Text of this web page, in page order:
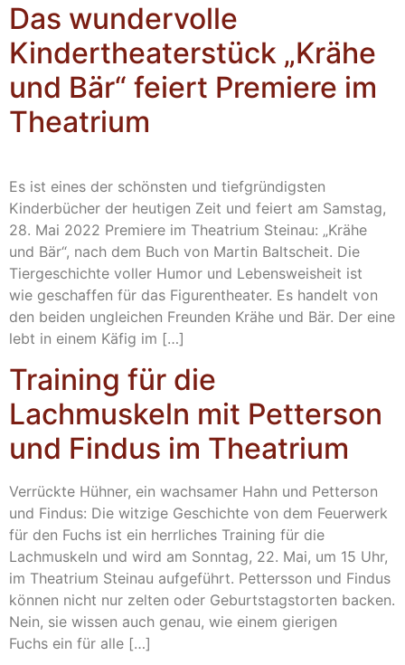
Das wundervolle
Kindertheaterstück „Krähe
und Bär“ feiert Premiere im
Theatrium
Es ist eines der schönsten und tiefgründigsten
Kinderbücher der heutigen Zeit und feiert am Samstag,
28. Mai 2022 Premiere im Theatrium Steinau: „Krähe
und Bär“, nach dem Buch von Martin Baltscheit. Die
Tiergeschichte voller Humor und Lebensweisheit ist
wie geschaffen für das Figurentheater. Es handelt von
den beiden ungleichen Freunden Krähe und Bär. Der eine
lebt in einem Käfig im […]
Training für die
Lachmuskeln mit Petterson
und Findus im Theatrium
Verrückte Hühner, ein wachsamer Hahn und Petterson
und Findus: Die witzige Geschichte von dem Feuerwerk
für den Fuchs ist ein herrliches Training für die
Lachmuskeln und wird am Sonntag, 22. Mai, um 15 Uhr,
im Theatrium Steinau aufgeführt. Pettersson und Findus
können nicht nur zelten oder Geburtstagstorten backen.
Nein, sie wissen auch genau, wie einem gierigen
Fuchs ein für alle […]